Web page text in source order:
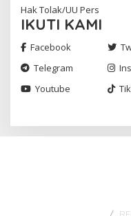
Hak Tolak/UU Pers
IKUTI KAMI
Facebook
Telegram
Youtube